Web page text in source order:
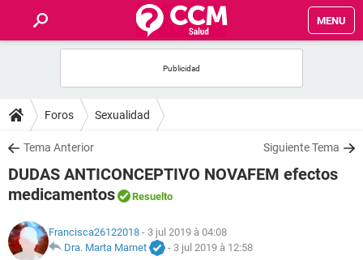
MENU
FORUMS
SALUD
FAMILIA
NUTRICIÓN
Foros Sexualidad
Tema Anterior Siguiente Tema
DUDAS ANTICONCEPTIVO NOVAFEM efectos
medicamentos
Resuelto
Francisca26122018 - 3 jul 2019 à 04:08
Dra. Marta Marnet
- 3 jul 2019 à 12:58